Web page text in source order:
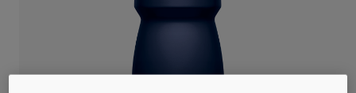
Mugs et Gobelets
Ceintures et sacoches